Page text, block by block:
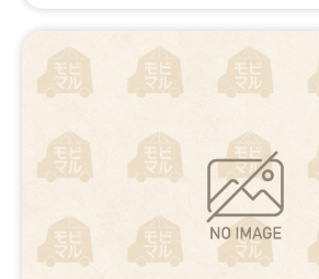
ドが一堂に集まる大型国際フェスティ
会場には、アフリカ文化を愛する方は
場者、観光客、ファミリー層、音楽好き
代々木公園にいながら、“海外旅行気分
楽しめるイベントとして毎年多くの人
特に人気のフードエリアでは、アフリ
パイス料理、グリル料理、肉料理、世
フードなど、多彩なグルメが並びます。